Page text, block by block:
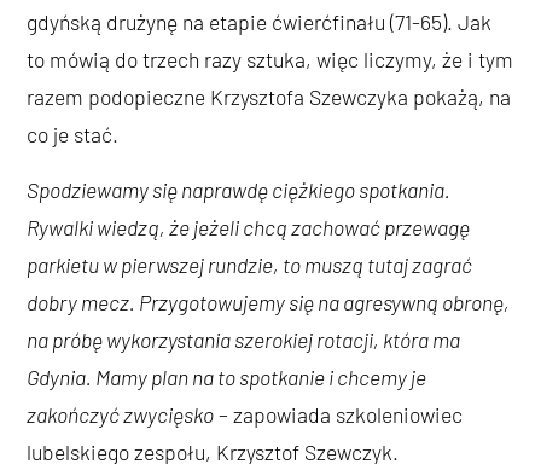
gdyńską drużynę na etapie ćwierćfinału (71-65). Jak
to mówią do trzech razy sztuka, więc liczymy, że i tym
razem podopieczne Krzysztofa Szewczyka pokażą, na
co je stać.
Spodziewamy się naprawdę ciężkiego spotkania.
Rywalki wiedzą, że jeżeli chcą zachować przewagę
parkietu w pierwszej rundzie, to muszą tutaj zagrać
dobry mecz. Przygotowujemy się na agresywną obronę,
na próbę wykorzystania szerokiej rotacji, która ma
Gdynia. Mamy plan na to spotkanie i chcemy je
zakończyć zwycięsko– zapowiada szkoleniowiec
lubelskiego zespołu, Krzysztof Szewczyk.